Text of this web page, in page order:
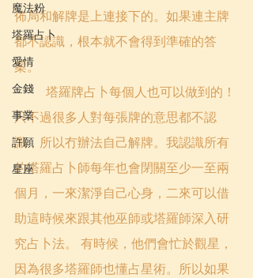
魔法粉
塔羅占卜
愛情
金錢
事業
許願
星座
佈局和解牌是上連接下的。如果連主牌
都不認識，根本就不會得到準確的答
案。
	塔羅牌占卜每個人也可以做到的！
只不過很多人對每張牌的意思都不認
識，所以冇辦法自己解牌。我認識所有
的塔羅占卜師每年也會閉關至少一至兩
個月，一來潔淨自己心身，二來可以借
助這時候來跟其他巫師或塔羅師深入研
究占卜法。 有時候，他們會忙於觀星，
因為很多塔羅師也懂占星術。所以如果